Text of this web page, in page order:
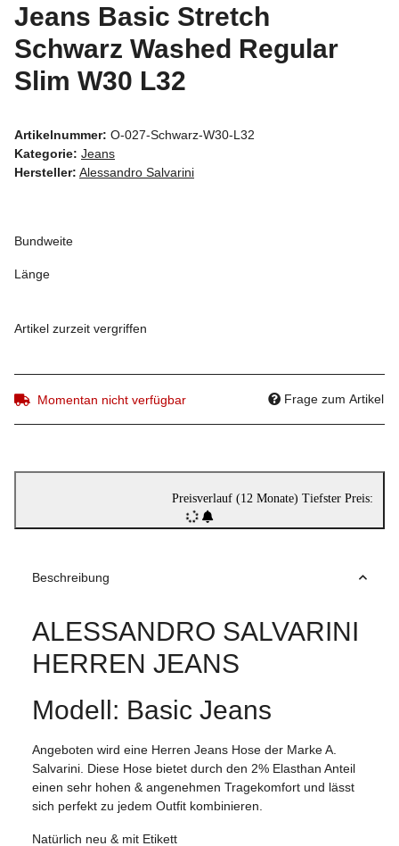
Jeans Basic Stretch
Schwarz Washed Regular
Slim W30 L32
Artikelnummer: O-027-Schwarz-W30-L32
Kategorie: Jeans
Hersteller: Alessandro Salvarini
Bundweite
Länge
Artikel zurzeit vergriffen
Momentan nicht verfügbar Frage zum Artikel
Preisverlauf (12 Monate)
Beschreibung
ALESSANDRO SALVARINI
HERREN JEANS
Modell: Basic Jeans
Angeboten wird eine Herren Jeans Hose der Marke A.
Salvarini. Diese Hose bietet durch den 2% Elasthan Anteil
einen sehr hohen & angenehmen Tragekomfort und lässt
sich perfekt zu jedem Outfit kombinieren.
Natürlich neu & mit Etikett